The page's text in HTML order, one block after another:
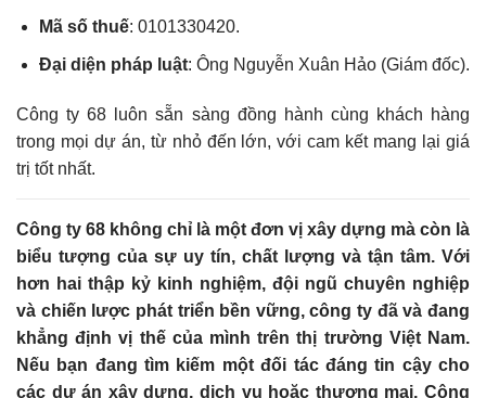
Mã số thuế: 0101330420.
Đại diện pháp luật: Ông Nguyễn Xuân Hảo (Giám đốc).
Công ty 68 luôn sẵn sàng đồng hành cùng khách hàng
trong mọi dự án, từ nhỏ đến lớn, với cam kết mang lại giá
trị tốt nhất.
Công ty 68 không chỉ là một đơn vị xây dựng mà còn là
biểu tượng của sự uy tín, chất lượng và tận tâm. Với
hơn hai thập kỷ kinh nghiệm, đội ngũ chuyên nghiệp
và chiến lược phát triển bền vững, công ty đã và đang
khẳng định vị thế của mình trên thị trường Việt Nam.
Nếu bạn đang tìm kiếm một đối tác đáng tin cậy cho
các dự án xây dựng, dịch vụ hoặc thương mại, Công